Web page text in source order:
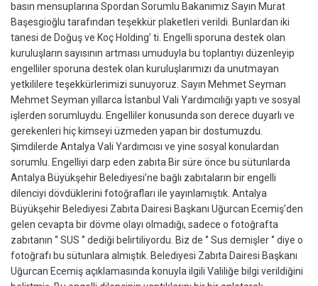
basın mensuplarına Spordan Sorumlu Bakanımız Sayın Murat
Başesgioğlu tarafından teşekkür plaketleri verildi. Bunlardan iki
tanesi de Doğuş ve Koç Holding’ ti. Engelli sporuna destek olan
kuruluşların sayısının artması umuduyla bu toplantıyı düzenleyip
engelliler sporuna destek olan kuruluşlarımızı da unutmayan
yetkililere teşekkürlerimizi sunuyoruz. Sayın Mehmet Seyman
Mehmet Seyman yıllarca İstanbul Vali Yardımcılığı yaptı ve sosyal
işlerden sorumluydu. Engelliler konusunda son derece duyarlı ve
gerekenleri hiç kimseyi üzmeden yapan bir dostumuzdu.
Şimdilerde Antalya Vali Yardımcısı ve yine sosyal konulardan
sorumlu. Engelliyi darp eden zabıta Bir süre önce bu sütunlarda
Antalya Büyükşehir Belediyesi’ne bağlı zabıtaların bir engelli
dilenciyi dövdüklerini fotoğrafları ile yayınlamıştık. Antalya
Büyükşehir Belediyesi Zabıta Dairesi Başkanı Uğurcan Ecemiş’den
gelen cevapta bir dövme olayı olmadığı, sadece o fotoğrafta
zabıtanın ‘’ SUS ‘’ dediği belirtiliyordu. Biz de ‘’ Sus demişler ‘’ diye o
fotoğrafı bu sütunlara almıştık. Belediyesi Zabıta Dairesi Başkanı
Uğurcan Ecemiş açıklamasında konuyla ilgili Valiliğe bilgi verildiğini